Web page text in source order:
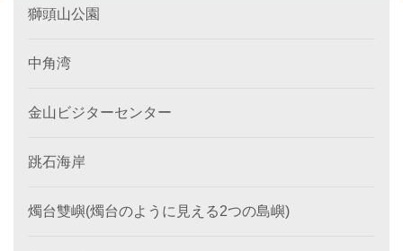
獅頭山公園
中角湾
金山ビジターセンター
跳石海岸
燭台雙嶼(燭台のように見える2つの島嶼)